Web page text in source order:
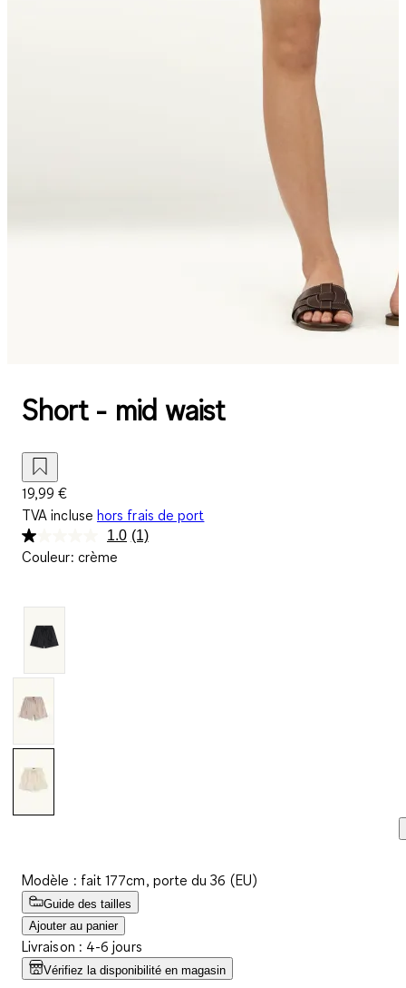
Short - mid waist
19,99 €
TVA incluse hors frais de port
1.0 Lire
(1)
Couleur: crème
Modèle : fait 177cm, porte du 36 (EU)
Guide des tailles
Ajouter au panier
Livraison : 4-6 jours
Vérifiez la disponibilité en magasin